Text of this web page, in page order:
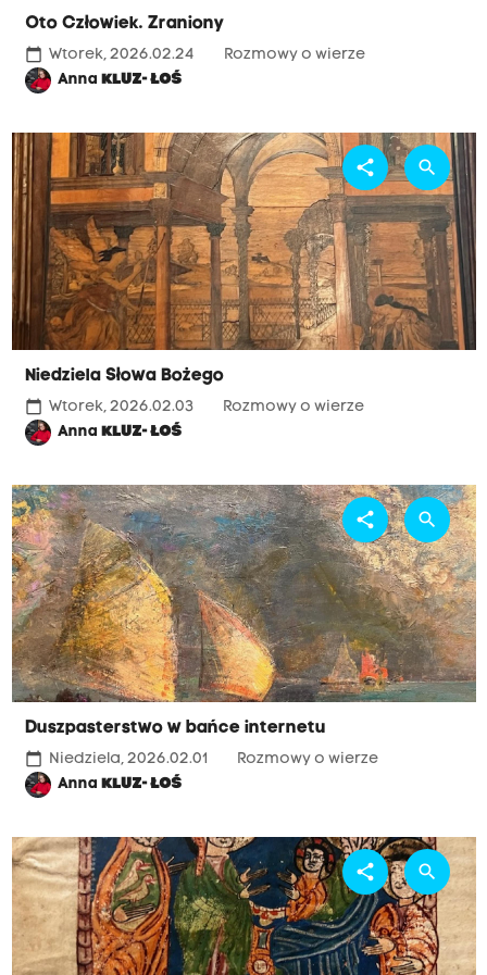
Oto Człowiek. Zraniony
calendar_today Wtorek, 2026.02.24
Rozmowy o wierze
AnnaKLUZ- ŁOŚ
Niedziela Słowa Bożego
calendar_today Wtorek, 2026.02.03
Rozmowy o wierze
AnnaKLUZ- ŁOŚ
share search
Duszpasterstwo w bańce internetu
calendar_today Niedziela, 2026.02.01
Rozmowy o wierze
AnnaKLUZ- ŁOŚ
share search
share search